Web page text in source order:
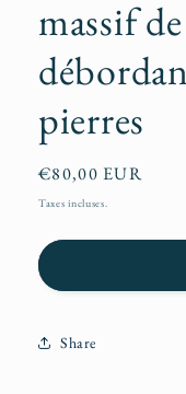
massif
pierres
Prix
habituel
€80,00 EUR
Taxes incluses.
Share